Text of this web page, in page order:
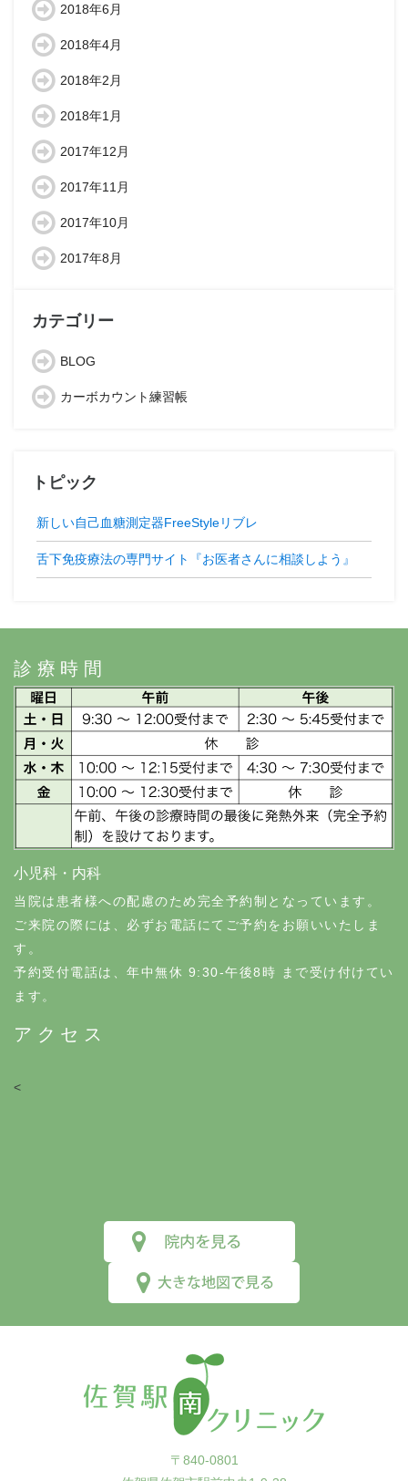
2018年6月
2018年4月
2018年2月
2018年1月
2017年12月
2017年11月
2017年10月
2017年8月
カテゴリー
BLOG
カーボカウント練習帳
トピック
新しい自己血糖測定器FreeStyleリブレ
舌下免疫療法の専門サイト『お医者さんに相談しよう』
診療時間
小児科・内科
当院は患者様への配慮のため完全予約制となっています。
ご来院の際には、必ずお電話にてご予約をお願いいたしま
す。
予約受付電話は、年中無休 9:30-午後8時 まで受け付けてい
ます。
アクセス
<
〒840-0801